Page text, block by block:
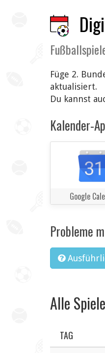
Füge 2.
aktualisiert.
Du kannst
Kalender-
Google
Probleme
Alle
TAG